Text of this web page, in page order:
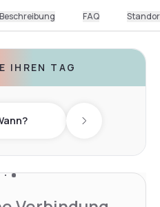
Beschreibung FAQ
IHREN TAG
Next day